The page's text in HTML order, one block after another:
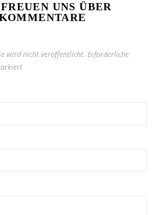
UNS ÜBER
wird nicht veröffentlicht. Erforderliche